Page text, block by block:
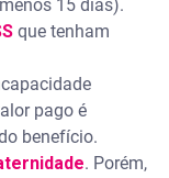
15 dias).
que tenham
pago é
benefício.
. Porém,